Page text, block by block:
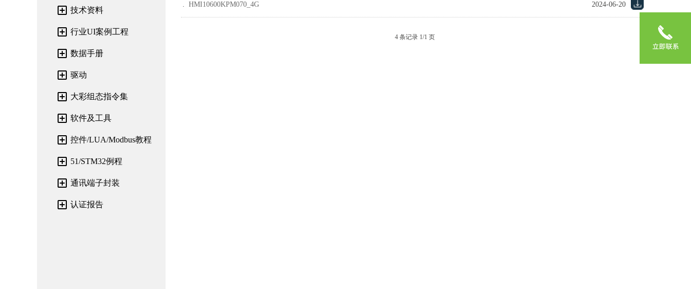
技术资料
行业UI案例工程
数据手册
驱动
大彩组态指令集
软件及工具
控件/LUA/Modbus教程
51/STM32例程
通讯端子封装
认证报告
2024-06-20
HMI10600KPM070_4G
4 条记录 1/1 页